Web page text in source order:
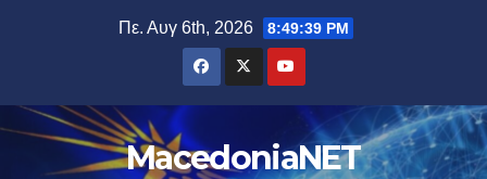
Πε. Αυγ 6th, 2026 8:49:41 PM
MacedoniaNET